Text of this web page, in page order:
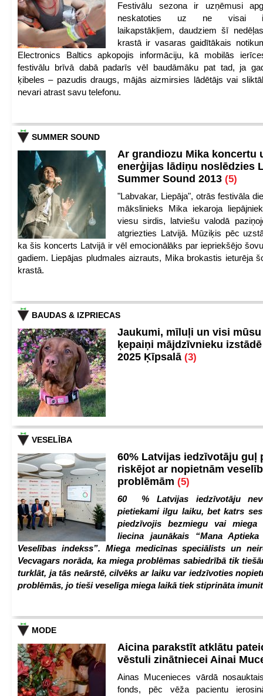
Festivālu sezona ir uzņēmusi
neskatoties uz ne visai
laikapstākļiem, daudziem šī
krastā ir vasaras gaidītākais
Electronics Baltics apkopojis informāciju, kā mobilās
festivālu brīvā dabā padarīs vēl baudāmāku pat tad, ja
ķibeles – pazudis draugs, mājās aizmirsies lādētājs vai
nevari atrast savu telefonu.
SUMMER SOUND
Ar grandiozu Mika koncertu
enerģijas lādiņu noslēdzies
Summer Sound 2013 (5)
"Labvakar, Liepāja", otrās festivāla
mākslinieks Mika iekaroja
viesu sirdis, latviešu valodā
atgriezties Latvijā. Mūziķis pēc
ka šis koncerts Latvijā ir vēl emocionālāks par iepriekšējo
gadiem. Liepājas pludmales aizrauts, Mika brokastis ieturēja
krastā.
BAUDAS & IZPRIECAS
Jaukumi, mīluļi un visi
ķepaiņi mājdzīvnieku
2025 Ķīpsalā (3)
VESELĪBA
60% Latvijas iedzīvotāju guļ
riskējot ar nopietnām
problēmām (5)
60 % Latvijas iedzīvotāju
pietiekami ilgu laiku, bet katrs
piedzīvojis bezmiegu vai miega
liecina jaunākais “Mana
Veselības indekss”. Miega medicīnas speciālists un
Vecvagars norāda, ka miega problēmas sabiedrībā tik
turklāt, ja tās neārstē, cilvēks ar laiku var iedzīvoties
problēmās, jo tieši veselīga miega laikā tiek stiprināta
MODE
Aicina parakstīt atklātu
vēstuli zinātniecei Ainai
Ainas Mucenieces vārdā
fonds, pēc vēža pacientu